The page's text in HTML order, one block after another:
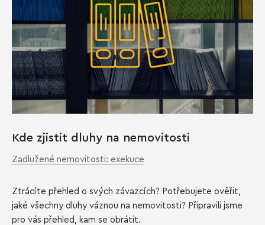
Kde zjistit dluhy na nemovitosti
Zadlužené nemovitosti: exekuce
Ztrácíte přehled o svých závazcích? Potřebujete ověřit,
jaké všechny dluhy váznou na nemovitosti? Připravili jsme
pro vás přehled, kam se obrátit.